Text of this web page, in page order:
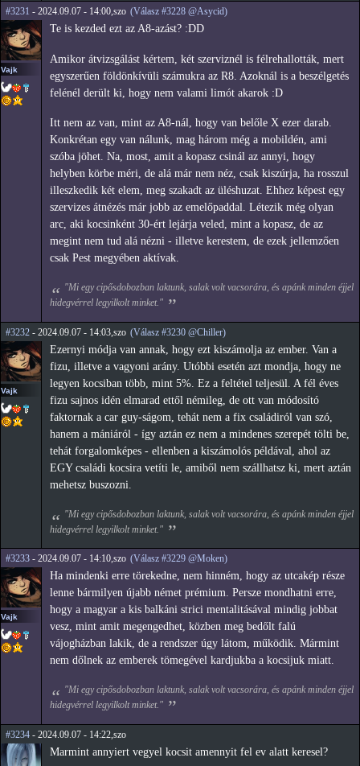
#3231 - 2024.09.07 - 14:00,szo (Válasz #3228 @Asycid)
Vajk
Te is kezded ezt az A8-azást? :DD
Amikor átvizsgálást kértem, két szerviznél is félrehallották, mert
egyszerűen földönkívüli számukra az R8. Azoknál is a beszélgetés
felénél derült ki, hogy nem valami limót akarok :D
Itt nem az van, mint az A8-nál, hogy van belőle X ezer darab.
Konkrétan egy van nálunk, mag három még a mobildén, ami
szóba jöhet. Na, most, amit a kopasz csinál az annyi, hogy
helyben körbe méri, de alá már nem néz, csak kiszúrja, ha rosszul
illeszkedik két elem, meg szakadt az üléshuzat. Ehhez képest egy
szervizes átnézés már jobb az emelőpaddal. Létezik még olyan
arc, aki kocsinként 30-ért lejárja veled, mint a kopasz, de az
megint nem tud alá nézni - illetve kerestem, de ezek jellemzően
csak Pest megyében aktívak.
"Mi egy cipősdobozban laktunk, salak volt vacsorára, és apánk minden éjjel
hidegvérrel legyilkolt minket."
#3232 - 2024.09.07 - 14:03,szo (Válasz #3230 @Chiller)
Vajk
Ezernyi módja van annak, hogy ezt kiszámolja az ember. Van a
fizu, illetve a vagyoni arány. Utóbbi esetén azt mondja, hogy ne
legyen kocsiban több, mint 5%. Ez a feltétel teljesül. A fél éves
fizu sajnos idén elmarad ettől némileg, de ott van módosító
faktornak a car guy-ságom, tehát nem a fix családiról van szó,
hanem a mániáról - így aztán ez nem a mindenes szerepét tölti be,
tehát forgalomképes - ellenben a kiszámolós példával, ahol az
EGY családi kocsira vetíti le, amiből nem szállhatsz ki, mert aztán
mehetsz buszozni.
"Mi egy cipősdobozban laktunk, salak volt vacsorára, és apánk minden éjjel
hidegvérrel legyilkolt minket."
#3233 - 2024.09.07 - 14:10,szo (Válasz #3229 @Moken)
Vajk
Ha mindenki erre törekedne, nem hinném, hogy az utcakép része
lenne bármilyen újabb német prémium. Persze mondhatni erre,
hogy a magyar a kis balkáni strici mentalitásával mindig jobbat
vesz, mint amit megengedhet, közben meg bedőlt falú
vájogházban lakik, de a rendszer úgy látom, működik. Mármint
nem dőlnek az emberek tömegével kardjukba a kocsijuk miatt.
"Mi egy cipősdobozban laktunk, salak volt vacsorára, és apánk minden éjjel
hidegvérrel legyilkolt minket."
#3234 - 2024.09.07 - 14:22,szo
Marmint annyiert vegyel kocsit amennyit fel ev alatt keresel?